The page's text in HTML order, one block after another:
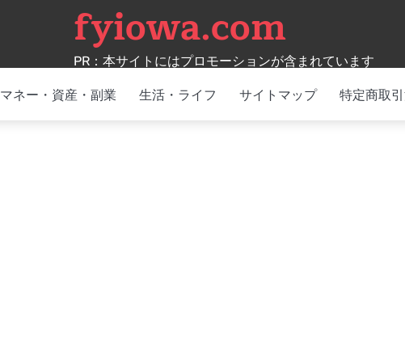
fyiowa.com
PR：本サイトにはプロモーションが含まれています
マネー・資産・副業 生活・ライフ サイトマップ 特定商取